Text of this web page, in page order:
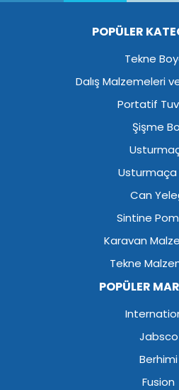
POPÜLER
Tekne
Dalış Malzemeleri
Portatif
Şişme
Usturmaça
Can
Sintine
Karavan
Tekne
POPÜLER
Jabsco
Berhimi
Fusion